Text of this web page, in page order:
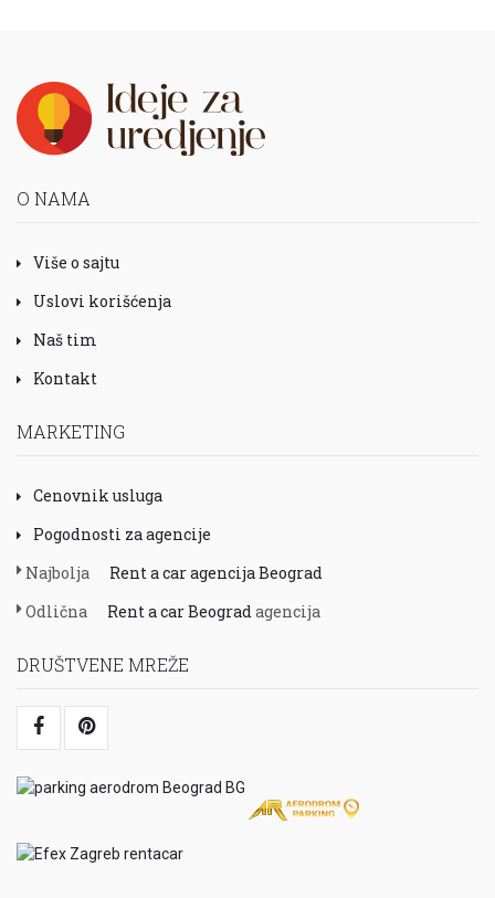
O NAMA
Više o sajtu
Uslovi korišćenja
Naš tim
Kontakt
MARKETING
Cenovnik usluga
Pogodnosti za agencije
Najbolja
Rent a car agencija Beograd
Odlična
Rent a car Beograd agencija
DRUŠTVENE MREŽE